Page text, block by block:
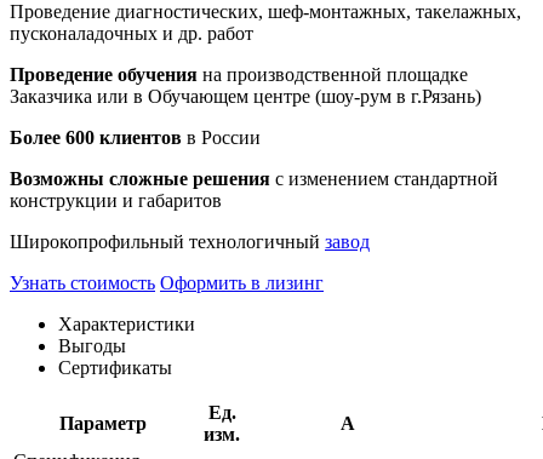
Проведение диагностических, шеф-монтажных, такелажных,
пусконаладочных и др. работ
Проведение обучения на производственной площадке
Заказчика или в Обучающем центре (шоу-рум в г.Рязань)
Более 600 клиентов в России
Возможны сложные решения с изменением стандартной
конструкции и габаритов
Широкопрофильный технологичный завод
Узнать стоимость Оформить в лизинг
Характеристики
Выгоды
Сертификаты
Параметр
Ед.
изм.
A